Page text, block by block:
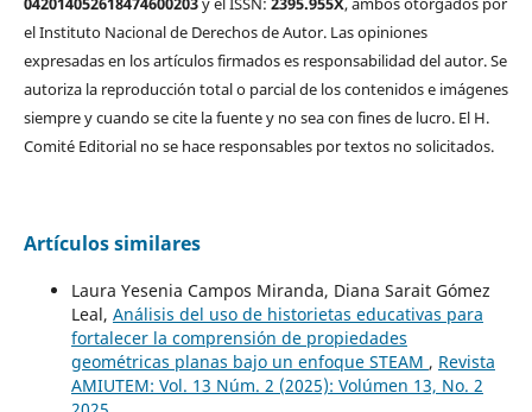
el Instituto Nacional de Derechos de Autor. Las opiniones
expresadas en los artículos firmados es responsabilidad del autor. Se
autoriza la reproducción total o parcial de los contenidos e imágenes
siempre y cuando se cite la fuente y no sea con fines de lucro. El H.
Comité Editorial no se hace responsables por textos no solicitados.
Artículos similares
Laura Yesenia Campos Miranda, Diana Sarait Gómez
Leal, Análisis del uso de historietas educativas para
fortalecer la comprensión de propiedades
geométricas planas bajo un enfoque STEAM , Revista
AMIUTEM: Vol. 13 Núm. 2 (2025): Volúmen 13, No. 2